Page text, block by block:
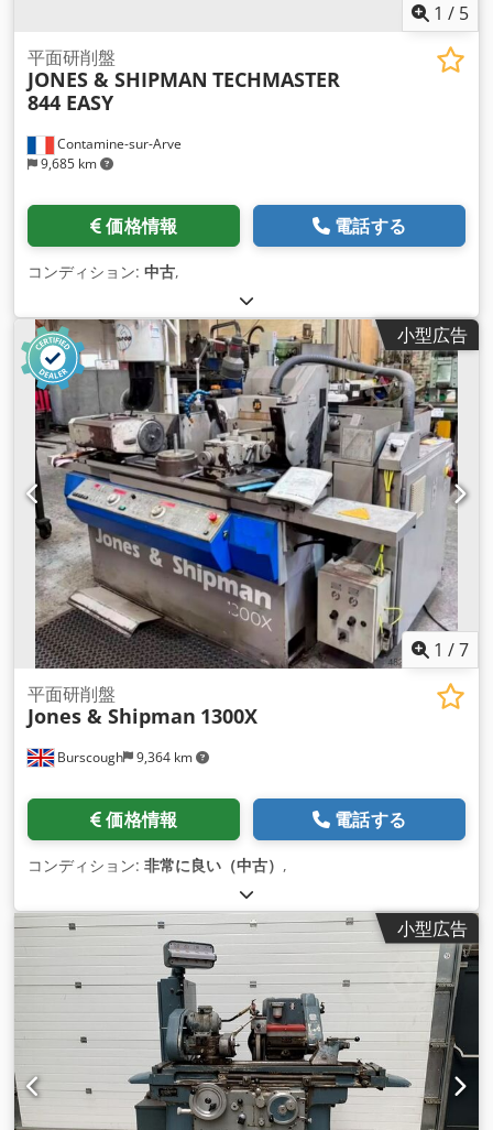
1 / 5
Contamine-sur-Arve
9,685 km
平面研削盤
JONES & SHIPMAN TECHMASTER
844 EASY
価格情報 電話する
コンディション: 中古,
小型広告
1 /7
Burscough 9,364 km
平面研削盤
Jones & Shipman 1300X
価格情報 電話する
コンディション: 非常に良い（中古） ,
小型広告